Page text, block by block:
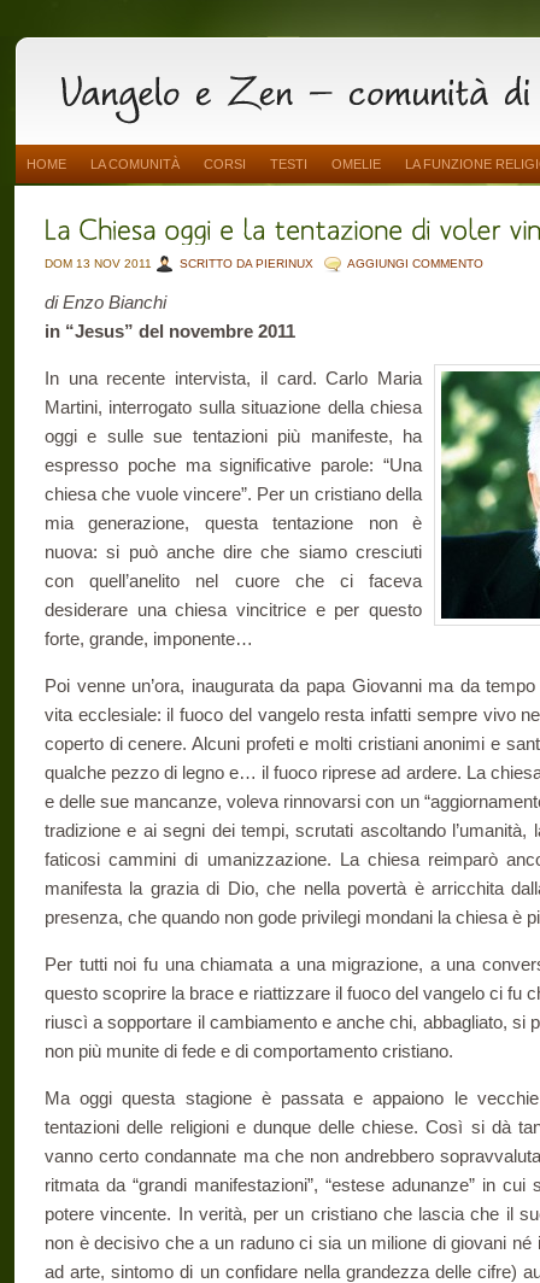
HOME LA COMUNITÀ CORSI TESTI OMELIE LA FUNZIONE
DOM 13 NOV 2011 SCRITTO DA PIERINUX AGGIUNGI COMMENTO
di Enzo Bianchi
in “Jesus” del novembre 2011
In una recente intervista, il card. Carlo Maria
Martini, interrogato sulla situazione della chiesa
oggi e sulle sue tentazioni più manifeste, ha
espresso poche ma significative parole: “Una
chiesa che vuole vincere”. Per un cristiano della
mia generazione, questa tentazione non è
nuova: si può anche dire che siamo cresciuti
con quell’anelito nel cuore che ci faceva
desiderare una chiesa vincitrice e per questo
forte, grande, imponente…
Poi venne un’ora, inaugurata da papa Giovanni ma da
vita ecclesiale: il fuoco del vangelo resta infatti sempre vivo
coperto di cenere. Alcuni profeti e molti cristiani anonimi e
qualche pezzo di legno e… il fuoco riprese ad ardere. La
e delle sue mancanze, voleva rinnovarsi con un
tradizione e ai segni dei tempi, scrutati ascoltando
faticosi cammini di umanizzazione. La chiesa reimparò
manifesta la grazia di Dio, che nella povertà è arricchita
presenza, che quando non gode privilegi mondani la chiesa è
Per tutti noi fu una chiamata a una migrazione, a una
questo scoprire la brace e riattizzare il fuoco del vangelo ci fu
riuscì a sopportare il cambiamento e anche chi, abbagliato, si
non più munite di fede e di comportamento cristiano.
Ma oggi questa stagione è passata e appaiono le
tentazioni delle religioni e dunque delle chiese. Così si dà
vanno certo condannate ma che non andrebbero
ritmata da “grandi manifestazioni”, “estese adunanze” in
potere vincente. In verità, per un cristiano che lascia che il
non è decisivo che a un raduno ci sia un milione di giovani
ad arte, sintomo di un confidare nella grandezza delle cifre)